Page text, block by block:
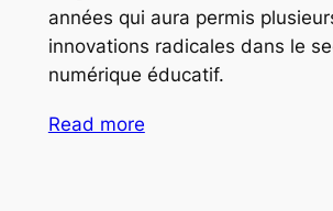
années qui aura permis
innovations radicales dans le
numérique éducatif.
Read more